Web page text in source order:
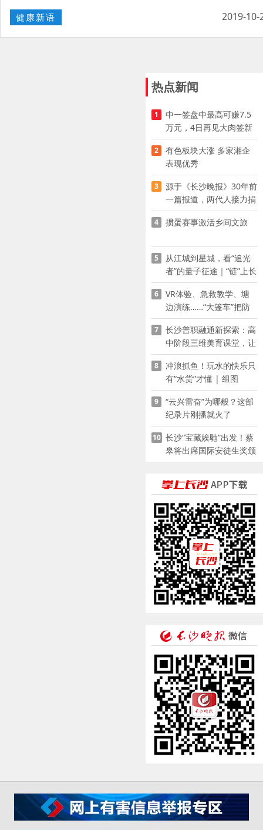
健康新语 2019-10-
热点新闻
1
中一签盘中最高可赚7.5
万元，4日再见大肉签新
股
2
有色板块大涨 多家湘企
表现优秀
3
源于《长沙晚报》30年前
一篇报道，两代人接力捐
资助学
4 掼蛋赛事激活乡间文旅
5
从江城到星城，看“追光
者”的量子征途｜“链”上长
沙 “才”够硬核
6
VR体验、急救教学、塘
边演练……“大篷车”把防
溺水课堂搬到乡村青少年
家门口
7
长沙普职融通新探索：高
中阶段三维美育课堂，让
少年向美而生
8
冲浪抓鱼！玩水的快乐只
有“水货”才懂 | 组图
9
“云兴雷奋”为哪般？这部
纪录片刚播就火了
10 长沙“宝藏娭毑”出发！蔡
皋将出席国际安徒生奖颁